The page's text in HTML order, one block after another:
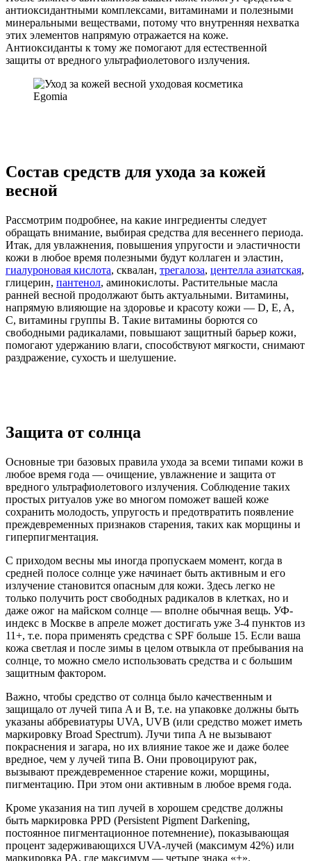
антиоксидантными комплексами, витаминами и полезными
минеральными веществами, потому что внутренняя нехватка
этих элементов напрямую отражается на коже.
Антиоксиданты к тому же помогают для естественной
защиты от вредного ультрафиолетового излучения.
Состав средств для ухода за кожей
весной
Рассмотрим подробнее, на какие ингредиенты следует
обращать внимание, выбирая средства для весеннего периода.
Итак, для увлажнения, повышения упругости и эластичности
кожи в любое время полезными будут коллаген и эластин,
гиалуроновая кислота, сквалан, трегалоза, центелла азиатская,
глицерин, пантенол, аминокислоты. Растительные масла
ранней весной продолжают быть актуальными. Витамины,
напрямую влияющие на здоровье и красоту кожи — D, E, A,
C, витамины группы B. Такие витамины борются со
свободными радикалами, повышают защитный барьер кожи,
помогают удержанию влаги, способствуют мягкости, снимают
раздражение, сухость и шелушение.
Защита от солнца
Основные три базовых правила ухода за всеми типами кожи в
любое время года — очищение, увлажнение и защита от
вредного ультрафиолетового излучения. Соблюдение таких
простых ритуалов уже во многом поможет вашей коже
сохранить молодость, упругость и предотвратить появление
преждевременных признаков старения, таких как морщины и
гиперпигментация.
С приходом весны мы иногда пропускаем момент, когда в
средней полосе солнце уже начинает быть активным и его
излучение становится опасным для кожи. Здесь легко не
только получить рост свободных радикалов в клетках, но и
даже ожог на майском солнце — вполне обычная вещь. УФ-
индекс в Москве в апреле может достигать уже 3-4 пунктов из
11+, т.е. пора применять средства с SPF больше 15. Если ваша
кожа светлая и после зимы в целом отвыкла от пребывания на
солнце, то можно смело использовать средства и с большим
защитным фактором.
Важно, чтобы средство от солнца было качественным и
защищало от лучей типа A и B, т.е. на упаковке должны быть
указаны аббревиатуры UVA, UVB (или средство может иметь
маркировку Broad Spectrum). Лучи типа A не вызывают
покраснения и загара, но их влияние такое же и даже более
вредное, чем у лучей типа B. Они провоцируют рак,
вызывают преждевременное старение кожи, морщины,
пигментацию. При этом они активным в любое время года.
Кроме указания на тип лучей в хорошем средстве должны
быть маркировка PPD (Persistent Pigment Darkening,
постоянное пигментационное потемнение), показывающая
процент задерживающихся UVA-лучей (максимум 42%) или
маркировка PA, где максимум — четыре знака «+».